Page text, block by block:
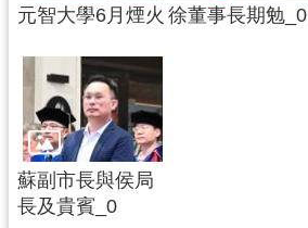
宣
元智大學6月煙火 徐董事長期勉_0
蘇副市長與侯局
長及貴賓_0